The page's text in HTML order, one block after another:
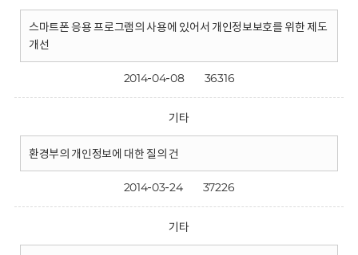
스마트폰 응용 프로그램의 사용에 있어서 개인정보보호를 위한 제도
개선
2014-04-08 36316
기타
환경부의 개인정보에 대한 질의 건
2014-03-24 37226
기타